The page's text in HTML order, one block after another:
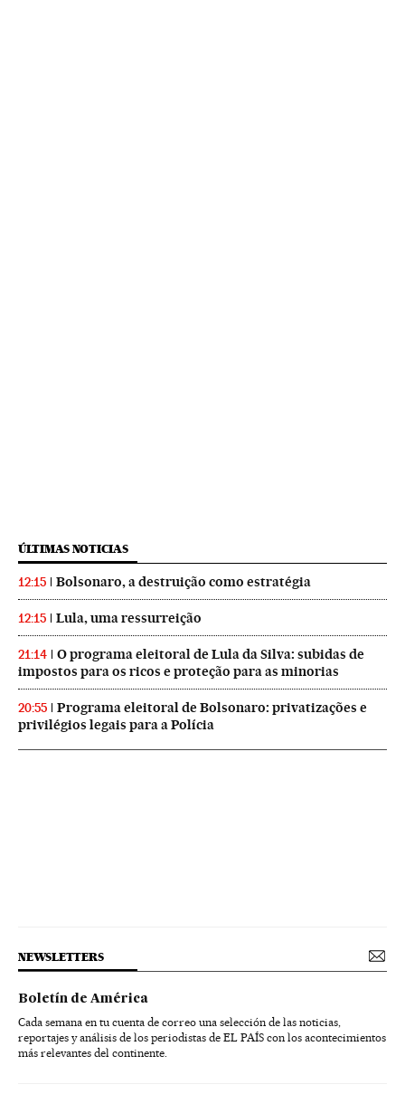
ÚLTIMAS NOTICIAS
12:15 Bolsonaro, a destruição como estratégia
12:15 Lula, uma ressurreição
21:14
O programa eleitoral de Lula da Silva: subidas de
impostos para os ricos e proteção para as minorias
20:55
Programa eleitoral de Bolsonaro: privatizações e
privilégios legais para a Polícia
NEWSLETTERS
Boletín de América
Cada semana en tu cuenta de correo una selección de las noticias,
reportajes y análisis de los periodistas de EL PAÍS con los acontecimientos
más relevantes del continente.